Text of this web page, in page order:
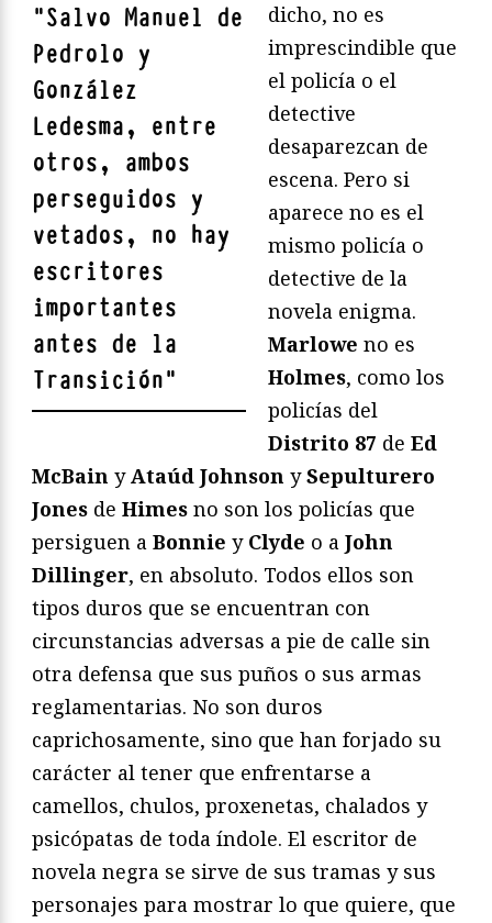
"Salvo Manuel de
Pedrolo y
González
Ledesma, entre
otros, ambos
perseguidos y
vetados, no hay
escritores
importantes
antes de la
Transición"
dicho, no es
imprescindible que
el policía o el
detective
desaparezcan de
escena. Pero si
aparece no es el
mismo policía o
detective de la
novela enigma.
Marlowe no es
Holmes, como los
policías del
Distrito 87 de Ed
McBain yAtaúd Johnson ySepulturero
Jones de Himes no son los policías que
persiguen a Bonnie y Clyde o a John
Dillinger, en absoluto. Todos ellos son
tipos duros que se encuentran con
circunstancias adversas a pie de calle sin
otra defensa que sus puños o sus armas
reglamentarias. No son duros
caprichosamente, sino que han forjado su
carácter al tener que enfrentarse a
camellos, chulos, proxenetas, chalados y
psicópatas de toda índole. El escritor de
novela negra se sirve de sus tramas y sus
personajes para mostrar lo que quiere, que